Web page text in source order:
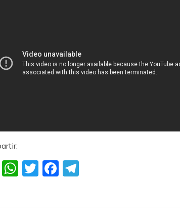
EmailWhatsApp
TwitterFacebook